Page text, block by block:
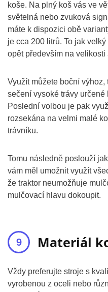
koše. Na plný koš vás ve
světelná nebo zvuková
máte k dispozici obě
je cca 200 litrů. To jak
opět především na velikosti
Využít můžete boční
sečení vysoké trávy
Poslední volbou je pak
rozsekána na velmi malé
trávníku.
Tomu následně poslouží
vám měl umožnit využít
že traktor neumožňuje
mulčovací hlavu dokoupit.
Materiál
Vždy preferujte stroje s
vyrobenou z oceli nebo